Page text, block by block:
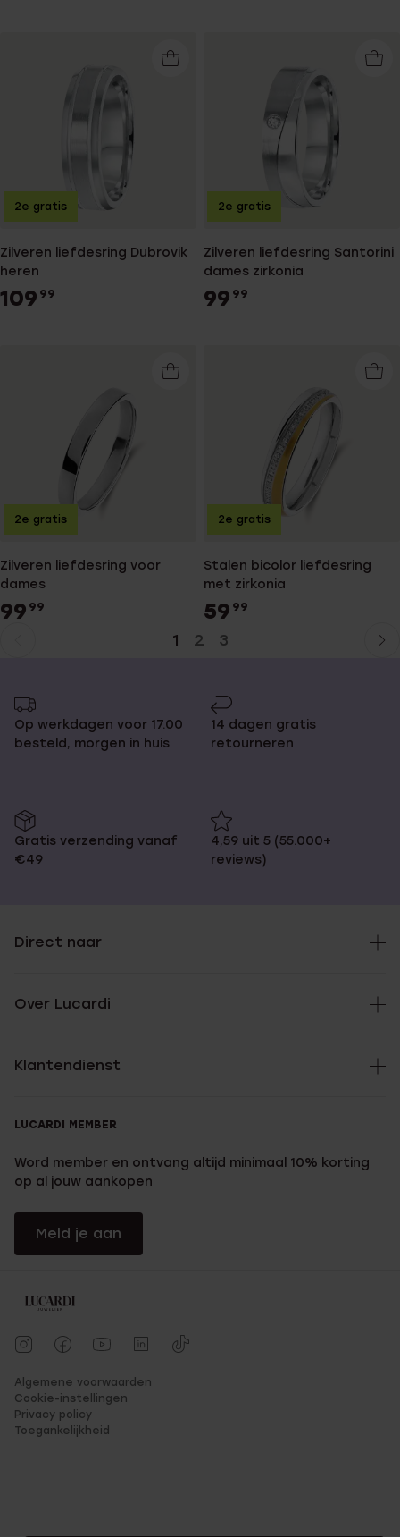
Zilveren liefdesring Dubrovik
heren
109 99
2e gratis
Zilveren liefdesring Santorini
dames zirkonia
99 99
2e gratis
Zilveren liefdesring voor
dames
99 99
2e gratis
Stalen bicolor liefdesring
met zirkonia
59 99
2e gratis
1 2 3
Op werkdagen voor 17.00
besteld, morgen in huis
14 dagen gratis
retourneren
Gratis verzending vanaf
€49
4,59 uit 5 (55.000+
reviews)
Direct naar
Over Lucardi
Klantendienst
LUCARDI MEMBER
Word member en ontvang altijd minimaal 10% korting
op al jouw aankopen
Meld je aan
Algemene voorwaarden
Cookie-instellingen
Privacy policy
Toegankelijkheid